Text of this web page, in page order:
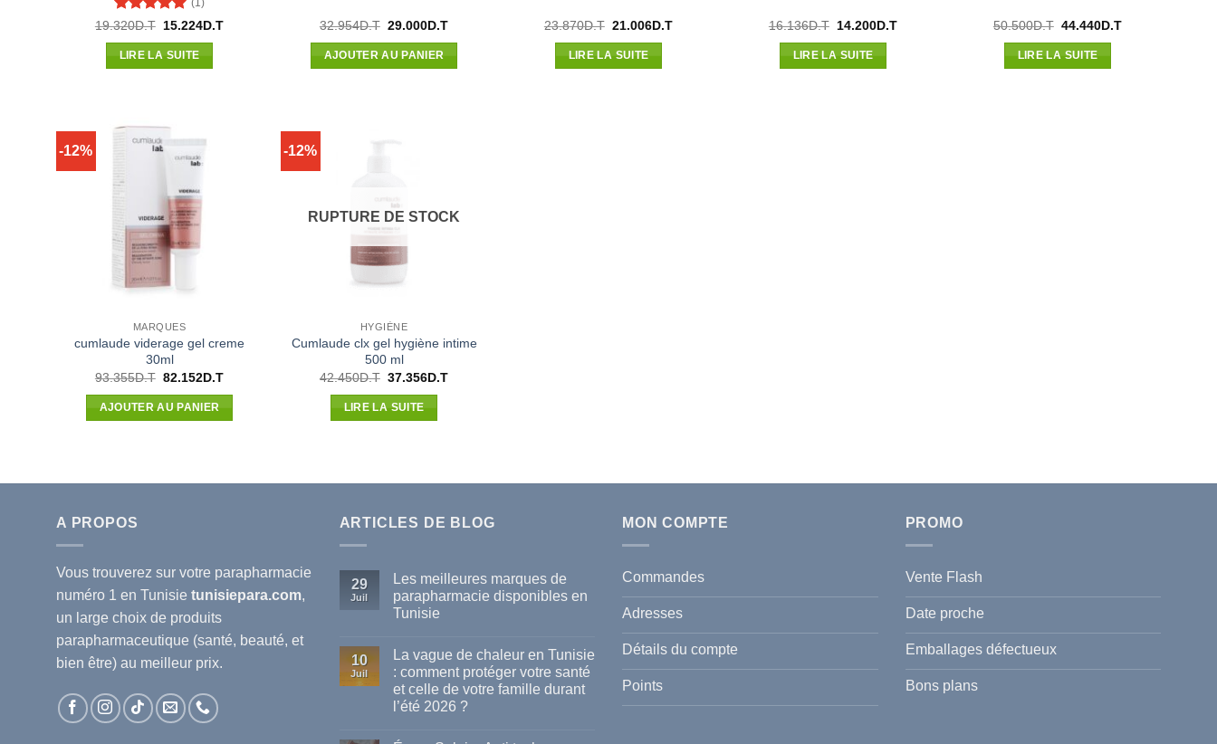
Note5 sur
(1)
19.320D.T Le
initial
était :
15.224D.TLe
LIRE LA SUITE
32.954D.T Le
initial
était :
29.000D.TLe
AJOUTER AU PANIER
23.870D.T Le
initial
était :
21.006D.TLe
LIRE LA SUITE
16.136D.T Le
initial
était :
14.200D.TLe
LIRE LA SUITE
50.500D.T Le
initial
était :
44.440D.TLe
LIRE LA SUITE
-12%
MARQUES
cumlaude viderage gel creme
30ml
93.355D.T Le
initial
était :
82.152D.TLe
AJOUTER AU PANIER
-12%
RUPTURE DE STOCK
HYGIÈNE
Cumlaude clx gel hygiène intime
500 ml
42.450D.T Le
initial
était :
37.356D.TLe
LIRE LA SUITE
A PROPOS
Vous trouverez sur votre parapharmacie
numéro 1 en Tunisie tunisiepara.com,
un large choix de produits
parapharmaceutique (santé, beauté, et
bien être) au meilleur prix.
ARTICLES DE BLOG
29
Juil
Les meilleures marques de
parapharmacie disponibles en
Tunisie
sur
meilleures
marques
de
parapharmacie
10
Juil
La vague de chaleur en Tunisie
: comment protéger votre santé
et celle de votre famille durant
l’été 2026 ?
MON COMPTE
Commandes
Adresses
Détails du compte
Points
PROMO
Vente Flash
Date proche
Emballages défectueux
Bons plans